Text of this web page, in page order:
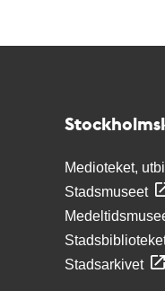
Medioteket,
Stadsmuseet
Stadsarkivet